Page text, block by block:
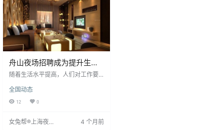
舟山夜场招聘成为提升生活
品质的选择
随着生活水平提高，人们对工作要
水。舟山夜场招聘因其高品质生活
象征吸引众多应聘者。高素质应聘
全国动态
12 0
女兔帮®上海夜场
4 个月前